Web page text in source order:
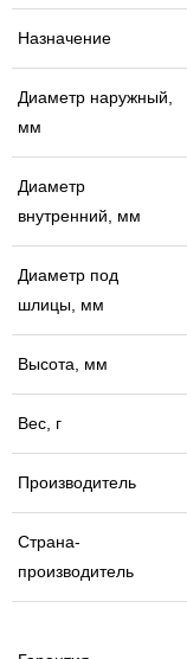
Назначение
Диаметр наружный,
мм
Диаметр
внутренний, мм
Диаметр под
шлицы, мм
Высота, мм
Вес, г
Производитель
Страна-
производитель